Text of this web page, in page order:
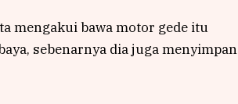
mengakui bawa motor gede itu
sebenarnya dia juga menyimpan